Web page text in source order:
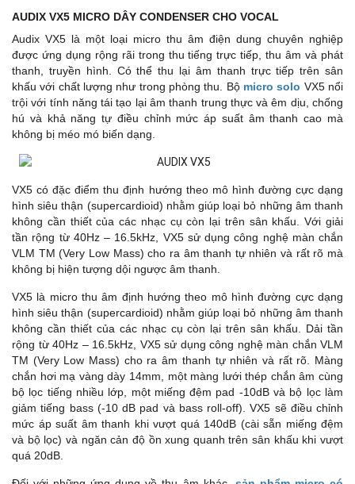
AUDIX VX5 MICRO DÂY CONDENSER CHO VOCAL
Audix VX5 là một loại micro thu âm điện dung chuyên nghiệp
được ứng dụng rộng rãi trong thu tiếng trực tiếp, thu âm và phát
thanh, truyền hình. Có thể thu lại âm thanh trực tiếp trên sân
khấu với chất lượng như trong phòng thu. Bộ micro solo VX5 nổi
trội với tính năng tái tạo lại âm thanh trung thực và êm dịu, chống
hú và khả năng tự điều chỉnh mức áp suất âm thanh cao mà
không bị méo mó biến dạng.
VX5 có đặc điểm thu định hướng theo mô hình đường cực dạng
hình siêu thận (supercardioid) nhằm giúp loại bỏ những âm thanh
không cần thiết của các nhạc cụ còn lại trên sân khấu. Với giải
tần rộng từ 40Hz – 16.5kHz, VX5 sử dụng công nghệ màn chắn
VLM TM (Very Low Mass) cho ra âm thanh tự nhiên và rất rõ mà
không bị hiện tượng dội ngược âm thanh.
VX5 là micro thu âm định hướng theo mô hình đường cực dạng
hình siêu thận (supercardioid) nhằm giúp loại bỏ những âm thanh
không cần thiết của các nhạc cụ còn lại trên sân khấu. Dải tần
rộng từ 40Hz – 16.5kHz, VX5 sử dụng công nghệ màn chắn VLM
TM­­ (Very Low Mass) cho ra âm thanh tự nhiên và rất rõ. Màng
chắn hơi mạ vàng dày 14mm, một màng lưới thép chắn âm cùng
bộ lọc tiếng nhiều lớp, một miếng đệm pad -10dB và bộ lọc làm
giảm tiếng bass (-10 dB pad và bass roll-off). VX5 sẽ điều chỉnh
mức áp suất âm thanh khi vượt quá 140dB (cài sẵn miếng đệm
và bộ lọc) và ngăn cản độ ồn xung quanh trên sân khấu khi vượt
quá 20dB.